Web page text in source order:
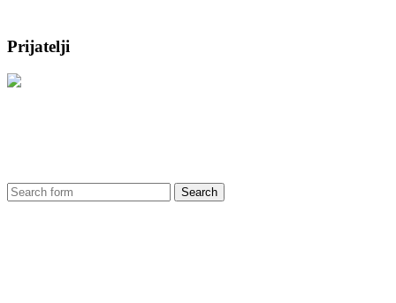
Prijatelji
Search